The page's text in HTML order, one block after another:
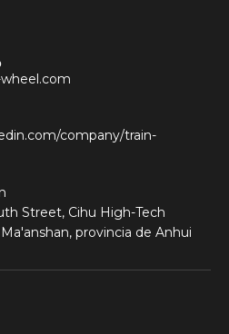
company/train-
Street, Cihu High-Tech
provincia de Anhui